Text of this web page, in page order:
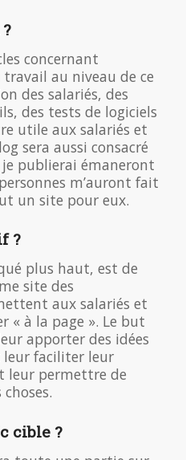
concernant
au niveau de ce
des salariés, des
des tests de logiciels
utile aux salariés et
sera aussi consacré
je publierai émaneront
m’auront fait
un site pour eux.
?
plus haut, est de
site des
aux salariés et
« à la page ». Le but
apporter des idées
leur faciliter leur
leur permettre de
cible ?